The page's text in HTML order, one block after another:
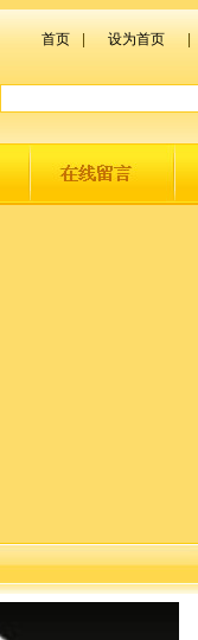
首页 设为首页